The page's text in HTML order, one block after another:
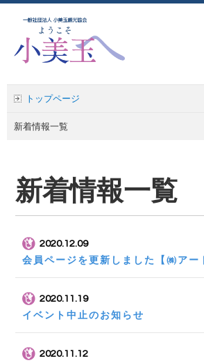
トップページ
新着情報一覧
新着情報一覧
2020.12.09
会員ページを更新しました【㈱アー
2020.11.19
イベント中止のお知らせ
2020.11.12